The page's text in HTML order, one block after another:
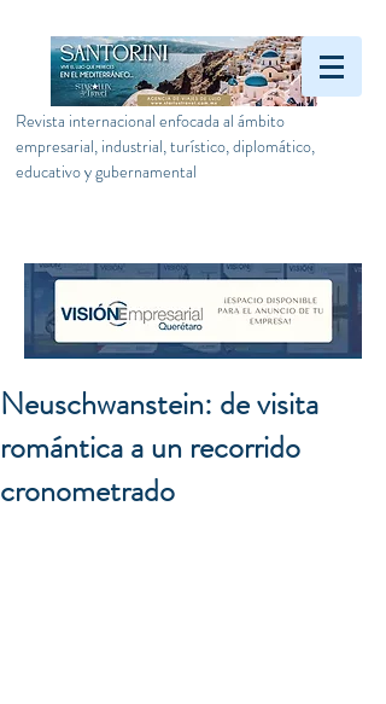
Revista internacional enfocada al ámbito
empresarial, industrial, turístico, diplomático,
educativo y gubernamental
Neuschwanstein: de visita
romántica a un recorrido
cronometrado